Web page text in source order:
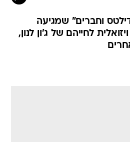
וחברים" שמגיעה
לחייהם של ג'ון לנון,